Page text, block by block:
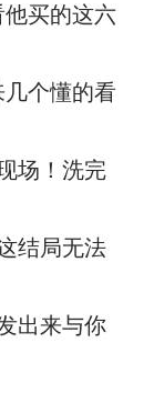
买的这六
个懂的看
场！洗完
结局无法
出来与你